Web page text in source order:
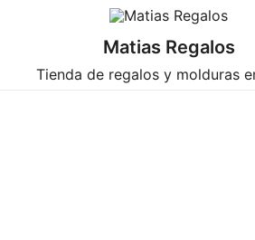
Matias Regalos
Tienda de regalos y molduras